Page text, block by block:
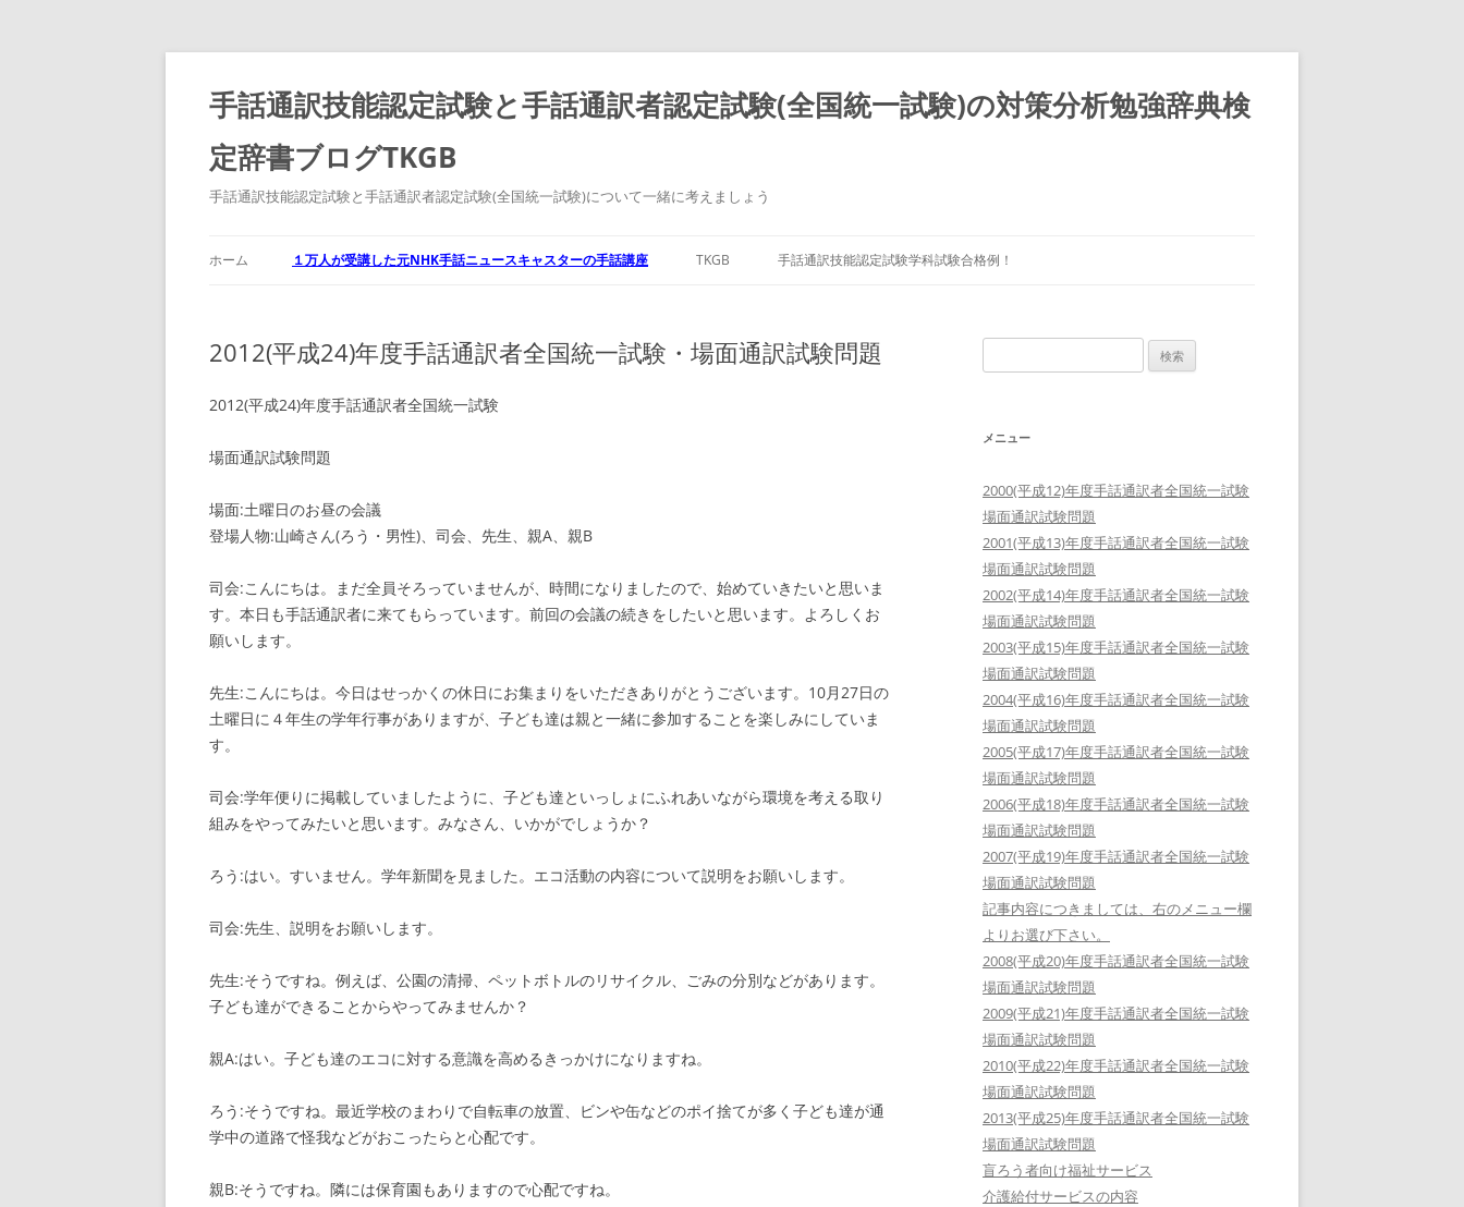
コ
テ
ン
ツ
ス
キ
プ
手話通訳技能認定試験と手話通訳者認定試験(全国統一試験)の対策分析勉強辞典検
定辞書ブログTKGB
手話通訳技能認定試験と手話通訳者認定試験(全国統一試験)について一緒に考えましょう
ホーム １万人が受講した元NHK手話ニュースキャスターの手話講座 TKGB 手話通訳技能認定試験学科試験合格例！
2012(平成24)年度手話通訳者全国統一試験・場面通訳試験問題
2012(平成24)年度手話通訳者全国統一試験
場面通訳試験問題
場面:土曜日のお昼の会議
登場人物:山崎さん(ろう・男性)、司会、先生、親A、親B
司会:こんにちは。まだ全員そろっていませんが、時間になりましたので、始めていきたいと思いま
す。本日も手話通訳者に来てもらっています。前回の会議の続きをしたいと思います。よろしくお
願いします。
先生:こんにちは。今日はせっかくの休日にお集まりをいただきありがとうございます。10月27日の
土曜日に４年生の学年行事がありますが、子ども達は親と一緒に参加することを楽しみにしていま
す。
司会:学年便りに掲載していましたように、子ども達といっしょにふれあいながら環境を考える取り
組みをやってみたいと思います。みなさん、いかがでしょうか？
ろう:はい。すいません。学年新聞を見ました。エコ活動の内容について説明をお願いします。
司会:先生、説明をお願いします。
先生:そうですね。例えば、公園の清掃、ペットボトルのリサイクル、ごみの分別などがあります。
子ども達ができることからやってみませんか？
親A:はい。子ども達のエコに対する意識を高めるきっかけになりますね。
ろう:そうですね。最近学校のまわりで自転車の放置、ビンや缶などのポイ捨てが多く子ども達が通
学中の道路で怪我などがおこったらと心配です。
親B:そうですね。隣には保育園もありますので心配ですね。
索:
メニュー
2000(平成12)年度手話通訳者全国統一試験
場面通訳試験問題
2001(平成13)年度手話通訳者全国統一試験
場面通訳試験問題
2002(平成14)年度手話通訳者全国統一試験
場面通訳試験問題
2003(平成15)年度手話通訳者全国統一試験
場面通訳試験問題
2004(平成16)年度手話通訳者全国統一試験
場面通訳試験問題
2005(平成17)年度手話通訳者全国統一試験
場面通訳試験問題
2006(平成18)年度手話通訳者全国統一試験
場面通訳試験問題
2007(平成19)年度手話通訳者全国統一試験
場面通訳試験問題
記事内容につきましては、右のメニュー欄
よりお選び下さい。
2008(平成20)年度手話通訳者全国統一試験
場面通訳試験問題
2009(平成21)年度手話通訳者全国統一試験
場面通訳試験問題
2010(平成22)年度手話通訳者全国統一試験
場面通訳試験問題
2013(平成25)年度手話通訳者全国統一試験
場面通訳試験問題
盲ろう者向け福祉サービス
介護給付サービスの内容